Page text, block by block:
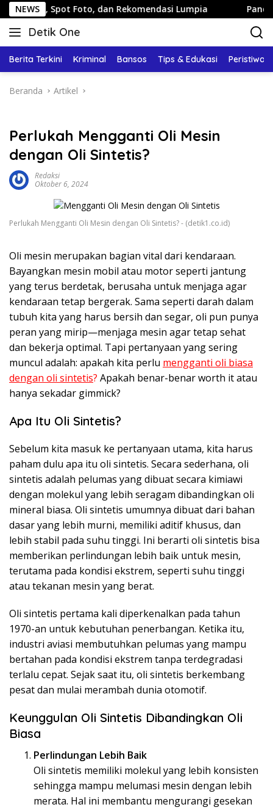
Langsung
ke
konten
NEWSFoto, dan Rekomendasi Lumpia Panduan
Detik One
Tajam
Fakta
Berita Terkini Kriminal Bansos Tips & Edukasi Peristiwa
Beranda Artikel
Perlukah Mengganti Oli Mesin
dengan Oli Sintetis?
Redaksi
Oktober 6, 2024
Perlukah Mengganti Oli Mesin dengan Oli Sintetis? - (detik1.co.id)
Oli mesin merupakan bagian vital dari kendaraan.
Bayangkan mesin mobil atau motor seperti jantung
yang terus berdetak, berusaha untuk menjaga agar
kendaraan tetap bergerak. Sama seperti darah dalam
tubuh kita yang harus bersih dan segar, oli pun punya
peran yang mirip—menjaga mesin agar tetap sehat
dan bekerja optimal. Tapi pertanyaan yang sering
muncul adalah: apakah kita perlu mengganti oli biasa
dengan oli sintetis? Apakah benar-benar worth it atau
hanya sekadar gimmick?
Apa Itu Oli Sintetis?
Sebelum kita masuk ke pertanyaan utama, kita harus
paham dulu apa itu oli sintetis. Secara sederhana, oli
sintetis adalah pelumas yang dibuat secara kimiawi
dengan molekul yang lebih seragam dibandingkan oli
mineral biasa. Oli sintetis umumnya dibuat dari bahan
dasar yang lebih murni, memiliki aditif khusus, dan
lebih stabil pada suhu tinggi. Ini berarti oli sintetis bisa
memberikan perlindungan lebih baik untuk mesin,
terutama pada kondisi ekstrem, seperti suhu tinggi
atau tekanan mesin yang berat.
Oli sintetis pertama kali diperkenalkan pada tahun
1970-an untuk kebutuhan penerbangan. Ketika itu,
industri aviasi membutuhkan pelumas yang mampu
bertahan pada kondisi ekstrem tanpa terdegradasi
terlalu cepat. Sejak saat itu, oli sintetis berkembang
pesat dan mulai merambah dunia otomotif.
Keunggulan Oli Sintetis Dibandingkan Oli
Biasa
Perlindungan Lebih Baik
Oli sintetis memiliki molekul yang lebih konsisten
sehingga mampu melumasi mesin dengan lebih
merata. Hal ini membantu mengurangi gesekan